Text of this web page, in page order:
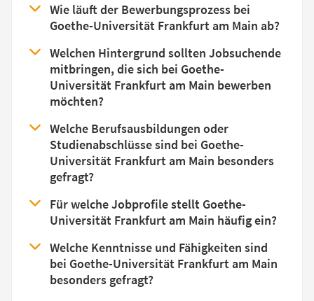
Wie läuft der Bewerbungsprozess bei
Goethe-Universität Frankfurt am Main ab?
Welchen Hintergrund sollten Jobsuchende
mitbringen, die sich bei Goethe-
Universität Frankfurt am Main bewerben
möchten?
Welche Berufsausbildungen oder
Studienabschlüsse sind bei Goethe-
Universität Frankfurt am Main besonders
gefragt?
Für welche Jobprofile stellt Goethe-
Universität Frankfurt am Main häufig ein?
Welche Kenntnisse und Fähigkeiten sind
bei Goethe-Universität Frankfurt am Main
besonders gefragt?